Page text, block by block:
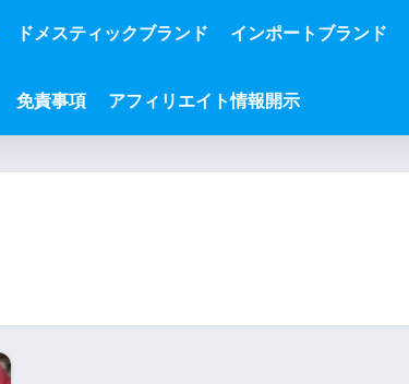
ドメスティックブランド インポートブランド
免責事項 アフィリエイト情報開示